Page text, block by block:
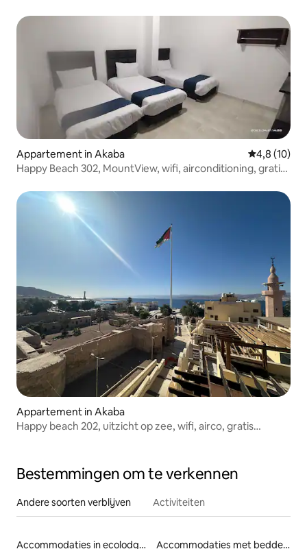
Appartement in Akaba
4,8 (10)
Happy Beach 302, MountView, wifi, airconditioning, gratis
Appartement in Akaba
Happy beach 202, uitzicht op zee, wifi, airco, gratis
Bestemmingen om te verkennen
Andere soorten verblijven Activiteiten
Accommodaties in ecolodges
Accommodaties met bedden op toegankelijke hoogte